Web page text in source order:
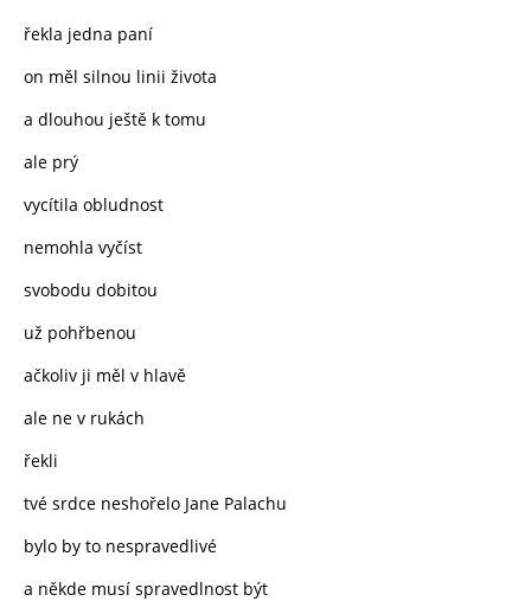
řekla jedna paní
on měl silnou linii života
a dlouhou ještě k tomu
ale prý
vycítila obludnost
nemohla vyčíst
svobodu dobitou
už pohřbenou
ačkoliv ji měl v hlavě
ale ne v rukách
řekli
tvé srdce neshořelo Jane Palachu
bylo by to nespravedlivé
a někde musí spravedlnost být